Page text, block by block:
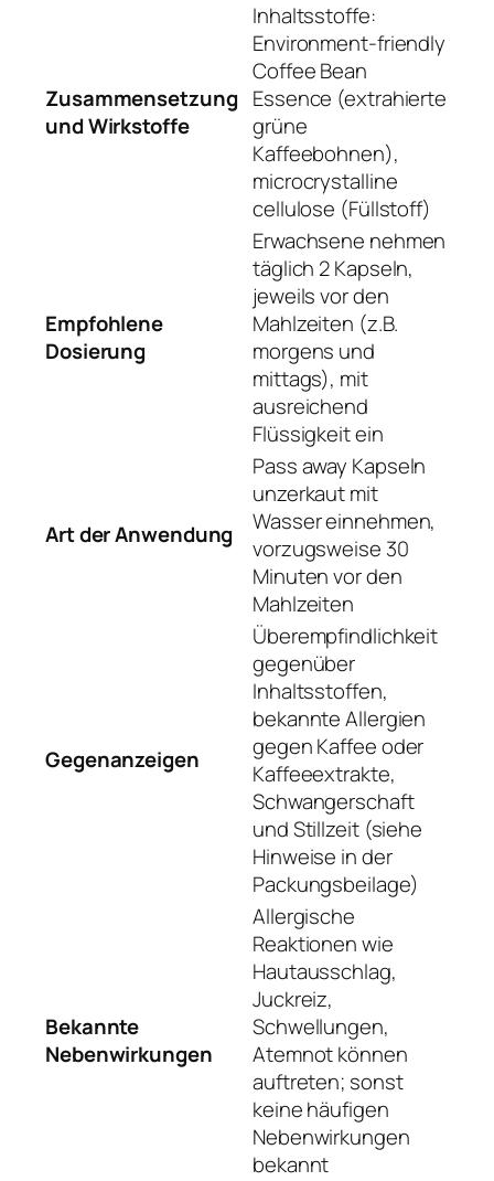
Zusammensetzung
und Wirkstoffe
Inhaltsstoffe:
Environment-friendly
Coffee Bean
Essence (extrahierte
grüne
Kaffeebohnen),
microcrystalline
cellulose (Füllstoff)
Empfohlene
Dosierung
Erwachsene nehmen
täglich 2 Kapseln,
jeweils vor den
Mahlzeiten (z.B.
morgens und
mittags), mit
ausreichend
Flüssigkeit ein
Art der Anwendung
Pass away Kapseln
unzerkaut mit
Wasser einnehmen,
vorzugsweise 30
Minuten vor den
Mahlzeiten
Gegenanzeigen
Überempfindlichkeit
gegenüber
Inhaltsstoffen,
bekannte Allergien
gegen Kaffee oder
Kaffeeextrakte,
Schwangerschaft
und Stillzeit (siehe
Hinweise in der
Packungsbeilage)
Bekannte
Nebenwirkungen
Allergische
Reaktionen wie
Hautausschlag,
Juckreiz,
Schwellungen,
Atemnot können
auftreten; sonst
keine häufigen
Nebenwirkungen
bekannt